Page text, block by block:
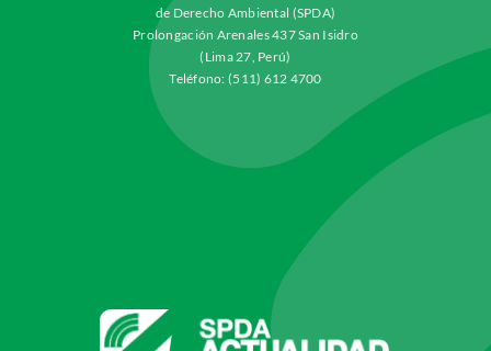
de Derecho Ambiental (SPDA)
Prolongación Arenales 437 San Isidro
(Lima 27, Perú)
Teléfono: (511) 612 4700